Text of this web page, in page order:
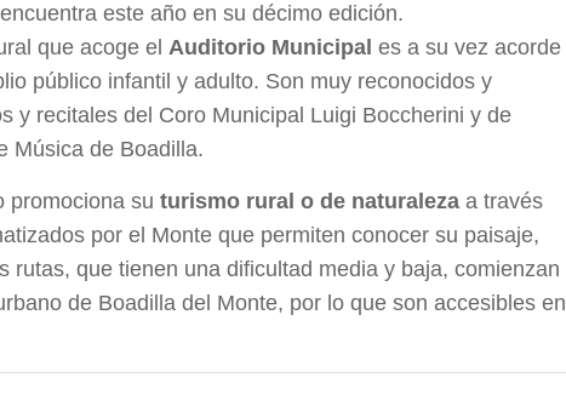
este año en su décimo edición.
que acoge el Auditorio Municipal es a su vez acorde
público infantil y adulto. Son muy reconocidos y
y recitales del Coro Municipal Luigi Boccherini y de
Música de Boadilla.
promociona su turismo rural o de naturaleza a través
por el Monte que permiten conocer su paisaje,
rutas, que tienen una dificultad media y baja, comienzan
de Boadilla del Monte, por lo que son accesibles en